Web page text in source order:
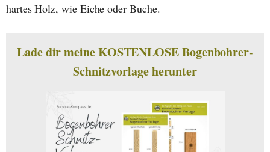
hartes Holz, wie Eiche oder Buche.
Lade dir meine KOSTENLOSE Bogenbohrer-
Schnitzvorlage herunter